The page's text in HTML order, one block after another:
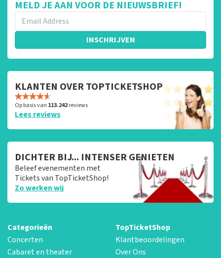
MELD JE AAN VOOR DE NIEUWSBRIEF!
INSCHRIJVEN
KLANTEN OVER TOPTICKETSHOP
Op basis van 113.242reviews
Lees reviews
DICHTER BIJ... INTENSER GENIETEN
Beleef evenementen met
Tickets van TopTicketShop!
Zo werken wij
Categorieën
Concerten
Cabaret en theater
TopTicketShop
Klantbeoordelingen
Over Ons